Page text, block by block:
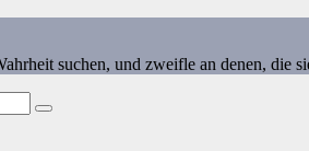
suchen, und zweifle an denen, die